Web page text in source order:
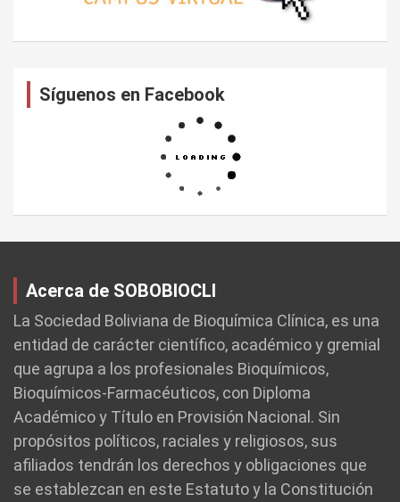
Síguenos en Facebook
Acerca de SOBOBIOCLI
La Sociedad Boliviana de Bioquímica Clínica, es una
entidad de carácter científico, académico y gremial
que agrupa a los profesionales Bioquímicos,
Bioquímicos-Farmacéuticos, con Diploma
Académico y Título en Provisión Nacional. Sin
propósitos políticos, raciales y religiosos, sus
afiliados tendrán los derechos y obligaciones que
se establezcan en este Estatuto y la Constitución